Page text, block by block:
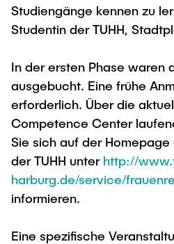
Studiengänge kennen zu
Studentin der TUHH,
In der ersten Phase waren
ausgebucht. Eine frühe
erforderlich. Über die
Competence Center
Sie sich auf der
der TUHH unter http://
harburg.de/service/
informieren.
Eine spezifische